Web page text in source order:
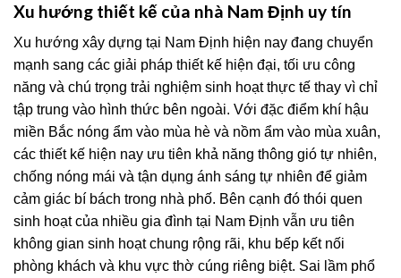
Xu hướng thiết kế của nhà Nam Định uy tín
Xu hướng xây dựng tại Nam Định hiện nay đang chuyển
mạnh sang các giải pháp thiết kế hiện đại, tối ưu công
năng và chú trọng trải nghiệm sinh hoạt thực tế thay vì chỉ
tập trung vào hình thức bên ngoài. Với đặc điểm khí hậu
miền Bắc nóng ẩm vào mùa hè và nồm ẩm vào mùa xuân,
các thiết kế hiện nay ưu tiên khả năng thông gió tự nhiên,
chống nóng mái và tận dụng ánh sáng tự nhiên để giảm
cảm giác bí bách trong nhà phố. Bên cạnh đó thói quen
sinh hoạt của nhiều gia đình tại Nam Định vẫn ưu tiên
không gian sinh hoạt chung rộng rãi, khu bếp kết nối
phòng khách và khu vực thờ cúng riêng biệt. Sai lầm phổ